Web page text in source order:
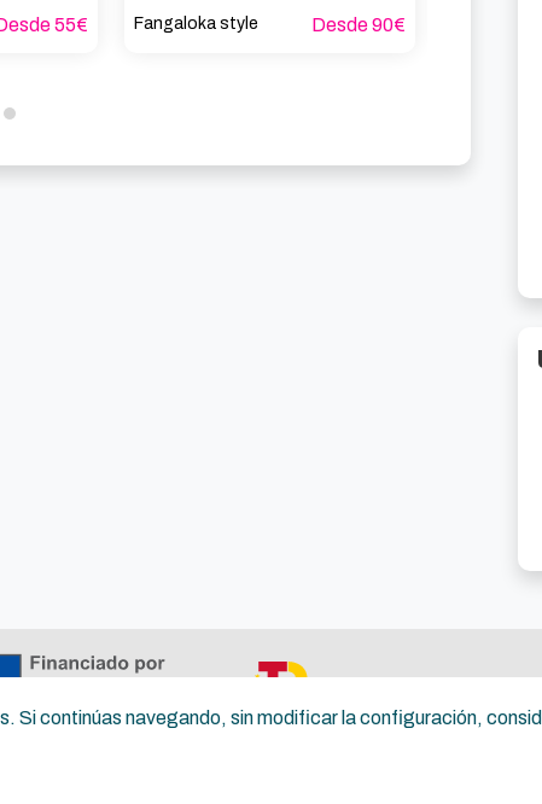
Si continúas navegando, sin modificar la configuración,
55€
Fangaloka style
Desde 90€